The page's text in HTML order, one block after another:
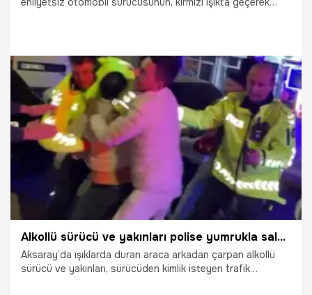
28.11.2025 Gündem
Alkollü sürücü ve yakınları polise yumrukla saldırdı
Aksaray’da ışıklarda duran araca arkadan çarpan alkollü
sürücü ve yakınları, sürücüden kimlik isteyen trafik